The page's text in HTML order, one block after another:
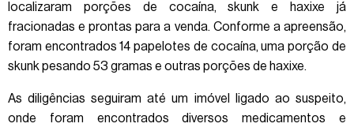
localizaram porções de cocaína, skunk e haxixe já
fracionadas e prontas para a venda. Conforme a apreensão,
foram encontrados 14 papelotes de cocaína, uma porção de
skunk pesando 53 gramas e outras porções de haxixe.
As diligências seguiram até um imóvel ligado ao suspeito,
onde foram encontrados diversos medicamentos e